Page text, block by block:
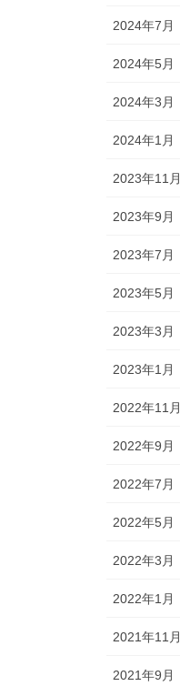
2024年7月
2024年5月
2024年3月
2024年1月
2023年11月
2023年9月
2023年7月
2023年5月
2023年3月
2023年1月
2022年11月
2022年9月
2022年7月
2022年5月
2022年3月
2022年1月
2021年11月
2021年9月